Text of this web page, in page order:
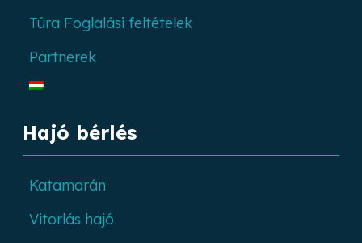
Túra Foglalási feltételek
Partnerek
Hajó bérlés
Katamarán
Vitorlás hajó